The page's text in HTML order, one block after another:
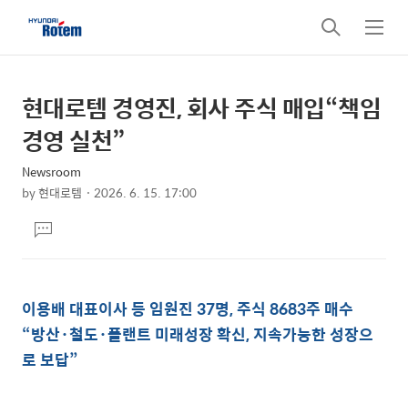
검
색
메
뉴
상
세
컨
텐
본
문
제
목
현대로템 경영진, 회사 주식 매입“책임
경영 실천”
Newsroom
by현대로템 2026. 6. 15. 17:00
문댓
글
이용배 대표이사 등 임원진 37명, 주식 8683주 매수
“방산·철도·플랜트 미래성장 확신, 지속가능한 성장으
로 보답”